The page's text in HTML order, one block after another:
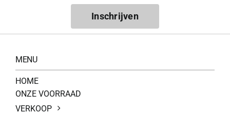
Inschrijven
MENU
HOME
ONZE VOORRAAD
VERKOOP